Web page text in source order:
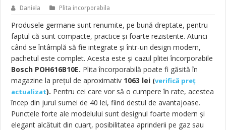
Daniela Plita incorporabila
Produsele germane sunt renumite, pe bună dreptate, pentru
faptul că sunt compacte, practice și foarte rezistente. Atunci
când se întâmplă să fie integrate și într-un design modern,
pachetul este complet. Acesta este și cazul plitei încorporabile
Bosch POH616B10E. Plita încorporabilă poate fi găsită în
magazine la prețul de aproximativ 1063 lei (verifică preț
actualizat). Pentru cei care vor să o cumpere în rate, acestea
încep din jurul sumei de 40 lei, fiind destul de avantajoase.
Punctele forte ale modelului sunt designul foarte modern și
elegant alcătuit din cuarț, posibilitatea aprinderii pe gaz sau